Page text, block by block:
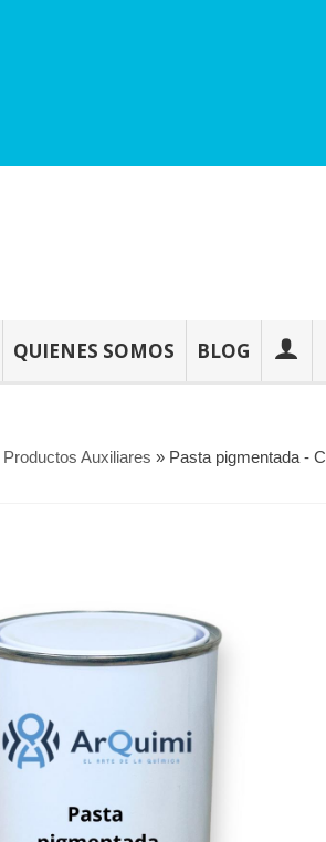
QUIENES SOMOS BLOG
Productos Auxiliares » Pasta pigmentada -